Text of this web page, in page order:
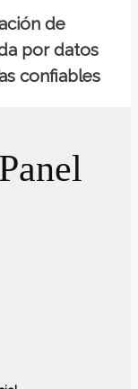
de
por datos
confiables